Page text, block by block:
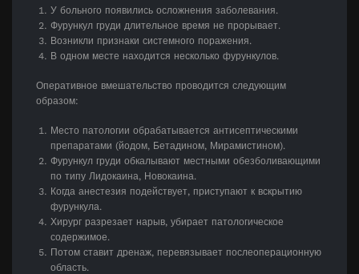
У больного появились осложнения заболевания.
Фурункул груди длительное время не прорывает.
Возникли признаки системного поражения.
В одном месте находится несколько фурункулов.
Оперативное вмешательство проводится следующим
образом:
Место патологии обрабатывается антисептическими
препаратами (йодом, Бетадином, Мирамистином).
Фурункул груди обкалывают местными обезболивающими
по типу Лидокаина, Новокаина.
Когда анестезия подействует, приступают к вскрытию
фурункула.
Хирург разрезает нарыв, убирает патологическое
содержимое.
Потом ставит дренаж, перевязывает послеоперационную
область.